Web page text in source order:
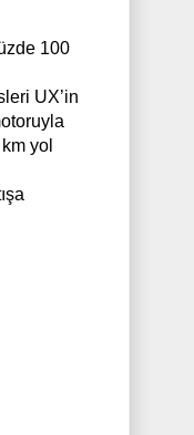
100
UX’in
yol